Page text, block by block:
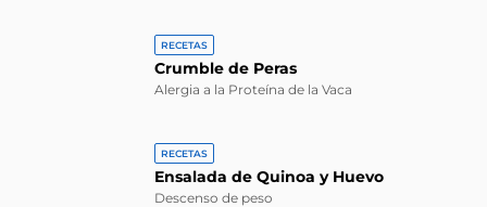
RECETAS
Crumble de Peras
Alergia a la Proteína de la Vaca
RECETAS
Ensalada de Quinoa y Huevo
Descenso de peso